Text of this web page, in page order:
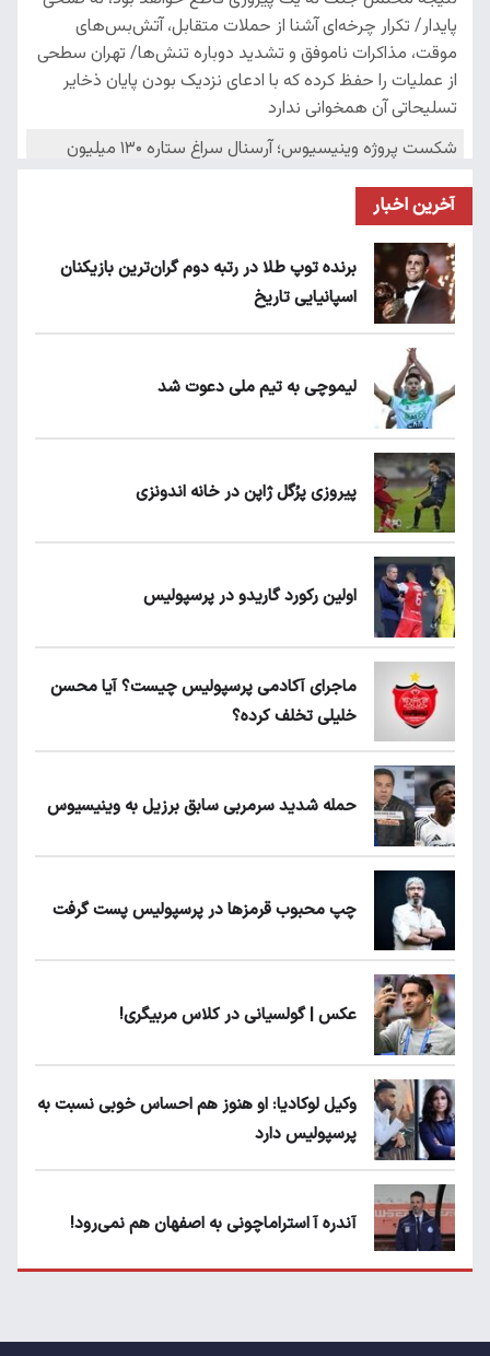
آخرین اخبار
برنده توپ طلا در رتبه دوم گران‌ترین بازیکنان
اسپانیایی تاریخ
لیموچی به تیم ملی دعوت شد
پیروزی پرُگل ژاپن در خانه اندونزی
اولین رکورد گاریدو در پرسپولیس
ماجرای آکادمی پرسپولیس چیست؟ آیا محسن
خلیلی تخلف کرده؟
حمله شدید سرمربی سابق برزیل به وینیسیوس
چپ محبوب قرمزها در پرسپولیس پست گرفت
عکس | گولسیانی در کلاس مربیگری!
وکیل لوکادیا: او هنوز هم احساس خوبی نسبت به
پرسپولیس دارد
آندره آ استراماچونی به اصفهان هم نمی‌رود!
حسن روی هوا!